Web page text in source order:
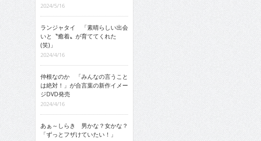
2024/5/16
ランジャタイ 「素晴らしい出会
いと〝癒着〟が育ててくれた
(笑)」
2024/4/16
仲根なのか 「みんなの言うこと
は絶対！」が合言葉の新作イメー
ジDVD発売
2024/4/16
あぁ～しらき 男かな？女かな？
「ずっとフザけていたい！」